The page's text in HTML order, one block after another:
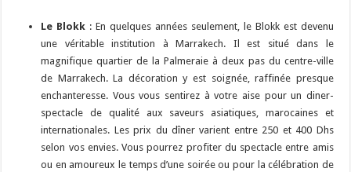
Le Blokk : En quelques années seulement, le Blokk est devenu
une véritable institution à Marrakech. Il est situé dans le
magnifique quartier de la Palmeraie à deux pas du centre-ville
de Marrakech. La décoration y est soignée, raffinée presque
enchanteresse. Vous vous sentirez à votre aise pour un diner-
spectacle de qualité aux saveurs asiatiques, marocaines et
internationales. Les prix du dîner varient entre 250 et 400 Dhs
selon vos envies. Vous pourrez profiter du spectacle entre amis
ou en amoureux le temps d’une soirée ou pour la célébration de